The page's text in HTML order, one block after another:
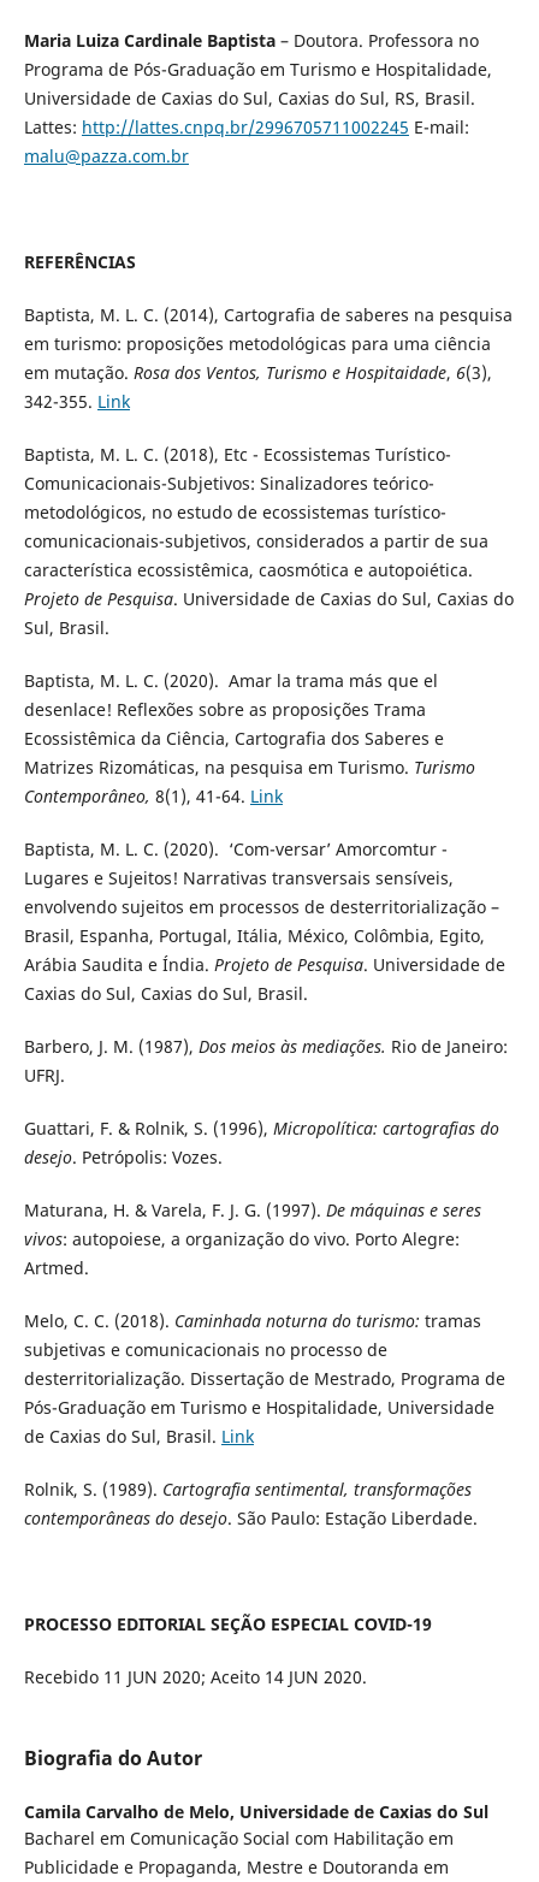
Maria Luiza Cardinale Baptista– Doutora. Professora no
Programa de Pós-Graduação em Turismo e Hospitalidade,
Universidade de Caxias do Sul, Caxias do Sul, RS, Brasil.
Lattes: http://lattes.cnpq.br/2996705711002245 E-mail:
malu@pazza.com.br
REFERÊNCIAS
Baptista, M. L. C. (2014), Cartografia de saberes na pesquisa
em turismo: proposições metodológicas para uma ciência
em mutação. Rosa dos Ventos, Turismo e Hospitaidade, 6(3),
342-355. Link
Baptista, M. L. C. (2018), Etc - Ecossistemas Turístico-
Comunicacionais-Subjetivos: Sinalizadores teórico-
metodológicos, no estudo de ecossistemas turístico-
comunicacionais-subjetivos, considerados a partir de sua
característica ecossistêmica, caosmótica e autopoiética.
Projeto de Pesquisa. Universidade de Caxias do Sul, Caxias do
Sul, Brasil.
Baptista, M. L. C. (2020). Amar la trama más que el
desenlace! Reflexões sobre as proposições Trama
Ecossistêmica da Ciência, Cartografia dos Saberes e
Matrizes Rizomáticas, na pesquisa em Turismo. Turismo
Contemporâneo, 8(1), 41-64. Link
Baptista, M. L. C. (2020). ‘Com-versar’ Amorcomtur -
Lugares e Sujeitos! Narrativas transversais sensíveis,
envolvendo sujeitos em processos de desterritorialização –
Brasil, Espanha, Portugal, Itália, México, Colômbia, Egito,
Arábia Saudita e Índia. Projeto de Pesquisa. Universidade de
Caxias do Sul, Caxias do Sul, Brasil.
Barbero, J. M. (1987), Dos meios às mediações. Rio de Janeiro:
UFRJ.
Guattari, F. & Rolnik, S. (1996), Micropolítica: cartografias do
desejo. Petrópolis: Vozes.
Maturana, H. & Varela, F. J. G. (1997). De máquinas e seres
vivos: autopoiese, a organização do vivo. Porto Alegre:
Artmed.
Melo, C. C. (2018). Caminhada noturna do turismo: tramas
subjetivas e comunicacionais no processo de
desterritorialização. Dissertação de Mestrado, Programa de
Pós-Graduação em Turismo e Hospitalidade, Universidade
de Caxias do Sul, Brasil. Link
Rolnik, S. (1989). Cartografia sentimental, transformações
contemporâneas do desejo. São Paulo: Estação Liberdade.
PROCESSO EDITORIAL SEÇÃO ESPECIAL COVID-19
Recebido 11 JUN 2020; Aceito 14 JUN 2020.
Biografia do Autor
Camila Carvalho de Melo, Universidade de Caxias do Sul
Bacharel em Comunicação Social com Habilitação em
Publicidade e Propaganda, Mestre e Doutoranda em